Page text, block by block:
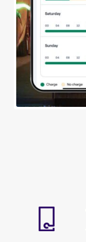
Previ
ous